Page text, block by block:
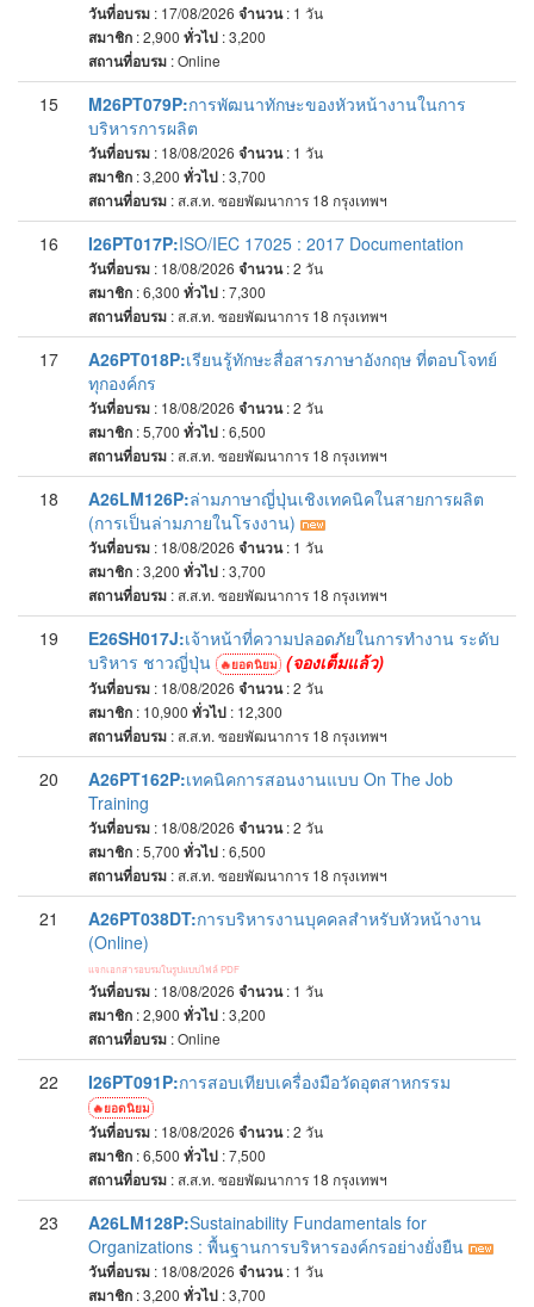
วันที่อบรม : 17/08/2026 จำนวน: 1 วัน
สมาชิก : 2,900 ทั่วไป : 3,200
สถานที่อบรม :Online
15 M26PT079P:การพัฒนาทักษะของหัวหน้างานในการ
บริหารการผลิต
วันที่อบรม : 18/08/2026 จำนวน: 1 วัน
สมาชิก : 3,200 ทั่วไป : 3,700
สถานที่อบรม : ส.ส.ท. ซอยพัฒนาการ 18 กรุงเทพฯ
16 I26PT017P:ISO/IEC 17025 : 2017 Documentation
วันที่อบรม : 18/08/2026 จำนวน: 2 วัน
สมาชิก : 6,300 ทั่วไป : 7,300
สถานที่อบรม : ส.ส.ท. ซอยพัฒนาการ 18 กรุงเทพฯ
17 A26PT018P:เรียนรู้ทักษะสื่อสารภาษาอังกฤษ ที่ตอบโจทย์
ทุกองค์กร
วันที่อบรม : 18/08/2026 จำนวน: 2 วัน
สมาชิก : 5,700 ทั่วไป : 6,500
สถานที่อบรม : ส.ส.ท. ซอยพัฒนาการ 18 กรุงเทพฯ
18 A26LM126P:ล่ามภาษาญี่ปุ่นเชิงเทคนิคในสายการผลิต
(การเป็นล่ามภายในโรงงาน)
วันที่อบรม : 18/08/2026 จำนวน: 1 วัน
สมาชิก : 3,200 ทั่วไป : 3,700
สถานที่อบรม : ส.ส.ท. ซอยพัฒนาการ 18 กรุงเทพฯ
19 E26SH017J:เจ้าหน้าที่ความปลอดภัยในการทำงาน ระดับ
บริหาร ชาวญี่ปุ่น
ยอดนิยม (จองเต็มแล้ว)
วันที่อบรม : 18/08/2026 จำนวน: 2 วัน
สมาชิก : 10,900 ทั่วไป : 12,300
สถานที่อบรม : ส.ส.ท. ซอยพัฒนาการ 18 กรุงเทพฯ
20 A26PT162P:เทคนิคการสอนงานแบบ On The Job
Training
วันที่อบรม : 18/08/2026 จำนวน: 2 วัน
สมาชิก : 5,700 ทั่วไป : 6,500
สถานที่อบรม : ส.ส.ท. ซอยพัฒนาการ 18 กรุงเทพฯ
21 A26PT038DT:การบริหารงานบุคคลสำหรับหัวหน้างาน
(Online)
แจกเอกสารอบรมในรูปแบบไฟล์ PDF
วันที่อบรม : 18/08/2026 จำนวน: 1 วัน
สมาชิก : 2,900 ทั่วไป : 3,200
สถานที่อบรม :Online
22 I26PT091P:การสอบเทียบเครื่องมือวัดอุตสาหกรรม
ยอดนิยม
วันที่อบรม : 18/08/2026 จำนวน: 2 วัน
สมาชิก : 6,500 ทั่วไป : 7,500
สถานที่อบรม : ส.ส.ท. ซอยพัฒนาการ 18 กรุงเทพฯ
23 A26LM128P:Sustainability Fundamentals for
Organizations : พื้นฐานการบริหารองค์กรอย่างยั่งยืน
วันที่อบรม : 18/08/2026 จำนวน: 1 วัน
สมาชิก : 3,200 ทั่วไป : 3,700